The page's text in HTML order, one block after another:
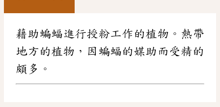
藉助蝙蝠進行授粉工作的植物。熱帶
地方的植物，因蝙蝠的媒助而受精的
頗多。